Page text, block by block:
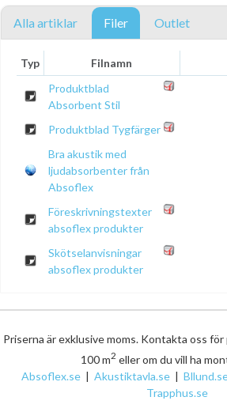
Alla artiklar Filer Outlet
Typ Filnamn
Produktblad
Absorbent Stil
Produktblad Tygfärger
Bra akustik med
ljudabsorbenter från
Absoflex
Föreskrivningstexter
absoflex produkter
Skötselanvisningar
absoflex produkter
Priserna är exklusive moms. Kontakta oss
100 m2 eller om du vill ha
Absoflex.se | Akustiktavla.se |
Trapphus.se